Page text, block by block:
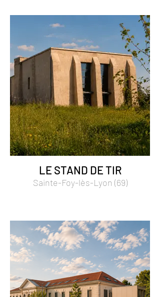
LE STAND DE TIR
Sainte-Foy-lès-Lyon (69)